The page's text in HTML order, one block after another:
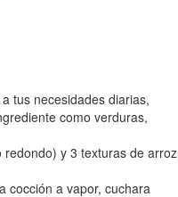
tus necesidades diarias,
como verduras,
y 3 texturas de arroz
cocción a vapor, cuchara